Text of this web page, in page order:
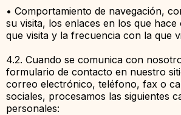
• Comportamiento de navegación,
su visita, los enlaces en los que hace
que visita y la frecuencia con la que
4.2. Cuando se comunica con
formulario de contacto en nuestro
correo electrónico, teléfono, fax o
sociales, procesamos las siguientes
personales: